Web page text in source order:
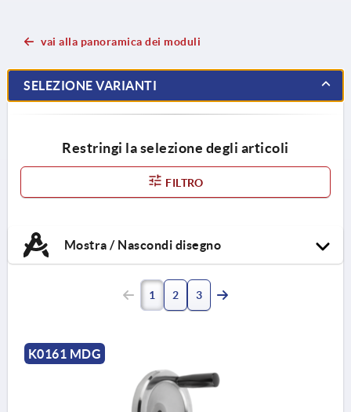
vai alla panoramica dei moduli
SELEZIONE VARIANTI
Restringi la selezione degli articoli
FILTRO
Mostra / Nascondi disegno
1 2 3
K0161 MDG